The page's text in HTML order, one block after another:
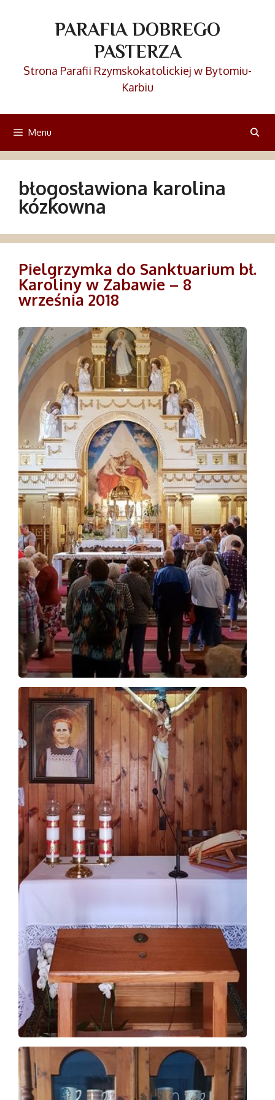
PARAFIA DOBREGO
PASTERZA
Strona Parafii Rzymskokatolickiej w Bytomiu-
Karbiu
Menu
błogosławiona karolina
kózkowna
Pielgrzymka do Sanktuarium bł.
Karoliny w Zabawie – 8
września 2018